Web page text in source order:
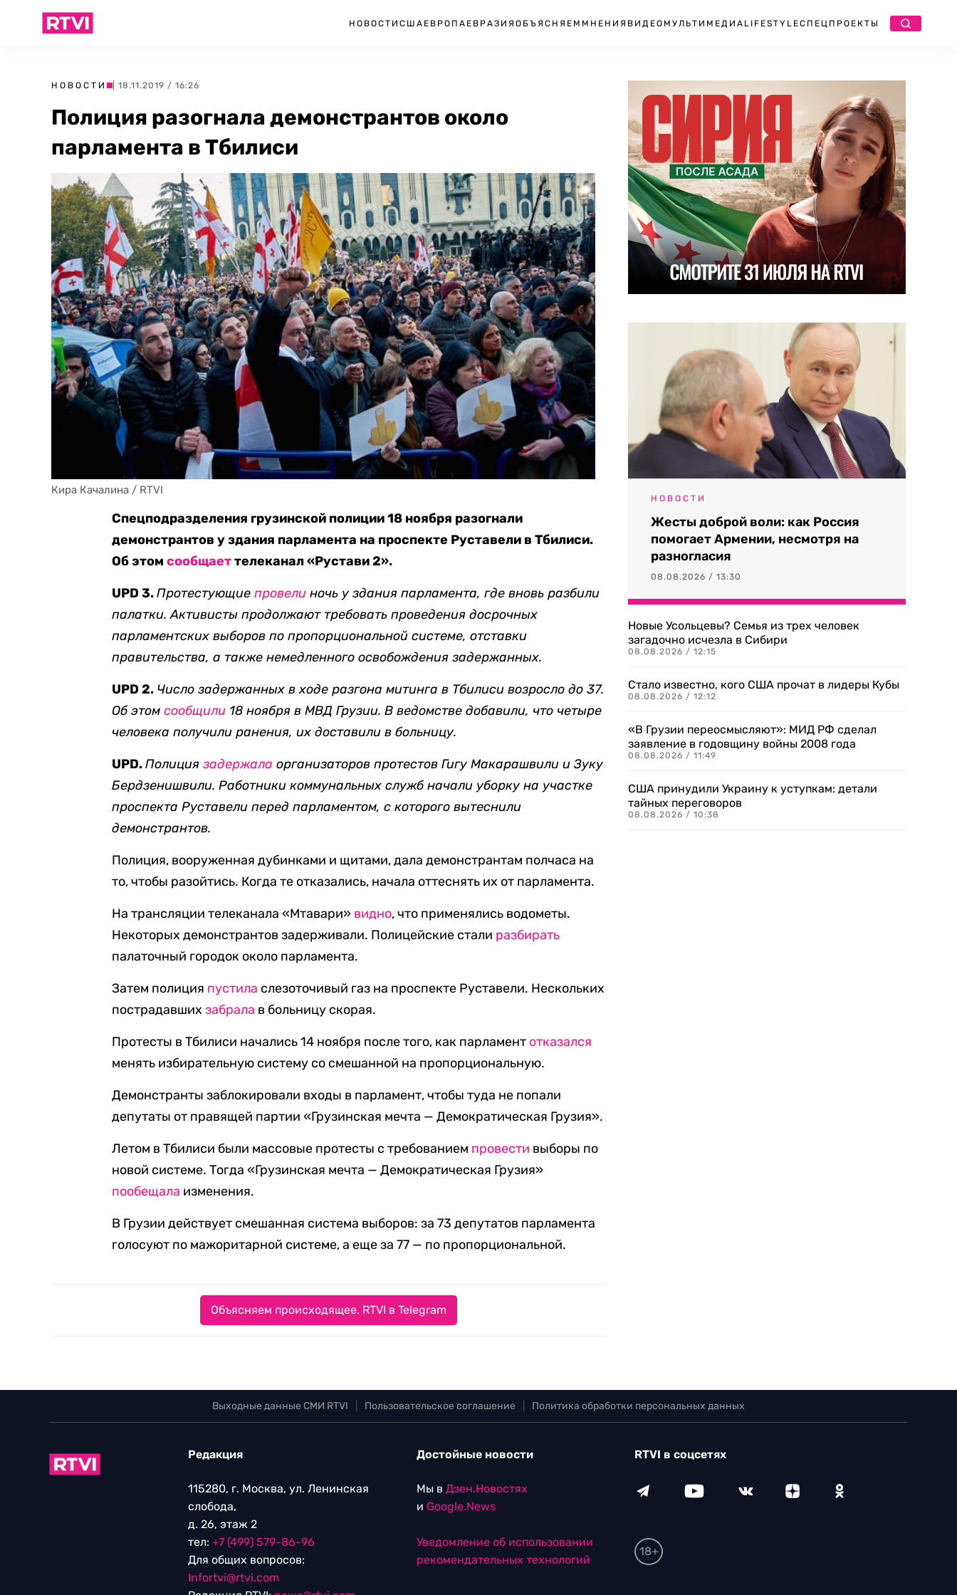
НОВОСТИ США ЕВРОПА ЕВРАЗИЯ ОБЪЯСНЯЕМ МНЕНИЯ ВИДЕО МУЛЬТИМЕДИА LIFESTYLEСПЕЦПРОЕКТЫ
НОВОСТИ | 18.11.2019 / 16:26
Полиция разогнала демонстрантов около
парламента в Тбилиси
Кира Качалина / RTVI
Спецподразделения грузинской полиции 18 ноября разогнали
демонстрантов у здания парламента на проспекте Руставели в Тбилиси.
Об этомсообщаеттелеканал «Рустави 2».
UPD 3.Протестующиепровели ночь у здания парламента, где вновь разбили
палатки. Активисты продолжают требовать проведения досрочных
парламентских выборов по пропорциональной системе, отставки
правительства, а также немедленного освобождения задержанных.
UPD 2. Число задержанных в ходе разгона митинга в Тбилиси возросло до 37.
Об этомсообщили 18 ноября в МВД Грузии. В ведомстве добавили, что четыре
человека получили ранения, их доставили в больницу.
UPD. Полициязадержала организаторов протестов Гигу Макарашвили и Зуку
Бердзенишвили. Работники коммунальных служб начали уборку на участке
проспекта Руставели перед парламентом, с которого вытеснили
демонстрантов.
Полиция, вооруженная дубинками и щитами, дала демонстрантам полчаса на
то, чтобы разойтись. Когда те отказались, начала оттеснять их от парламента.
На трансляции телеканала «Мтавари» видно, что применялись водометы.
Некоторых демонстрантов задерживали. Полицейские стали разбирать
палаточный городок около парламента.
Затем полиция пустила слезоточивый газ на проспекте Руставели. Нескольких
пострадавшихзабрала в больницу скорая.
Протесты в Тбилиси начались 14 ноября после того, как парламент отказался
менять избирательную систему со смешанной на пропорциональную.
Демонстранты заблокировали входы в парламент, чтобы туда не попали
депутаты от правящей партии «Грузинская мечта — Демократическая Грузия».
Летом в Тбилиси были массовые протесты с требованием провести выборы по
новой системе. Тогда «Грузинская мечта — Демократическая Грузия»
пообещала изменения.
В Грузии действует смешанная система выборов: за 73 депутатов парламента
голосуют по мажоритарной системе, а еще за 77 — по пропорциональной.
Объясняем происходящее. RTVI в Telegram
НОВОСТИ
Жесты доброй воли: как Россия
помогает Армении, несмотря на
разногласия
08.08.2026 / 13:30
Новые Усольцевы? Семья из трех человек
загадочно исчезла в Сибири
08.08.2026 / 12:15
Стало известно, кого США прочат в лидеры Кубы
08.08.2026 / 12:12
«В Грузии переосмысляют»: МИД РФ сделал
заявление в годовщину войны 2008 года
08.08.2026 / 11:49
США принудили Украину к уступкам: детали
тайных переговоров
08.08.2026 / 10:38
Выходные данные СМИ RTVI Пользовательское соглашение Политика обработки персональных данных
Редакция
115280, г. Москва, ул. Ленинская
слобода,
д. 26, этаж 2
тел: +7 (499) 579-86-96
Для общих вопросов:
Infortvi@rtvi.com
Достойные новости
Мы в Дзен.Новостях
и Google.News
Уведомление об использовании
рекомендательных технологий
RTVI в соцсетях
18+